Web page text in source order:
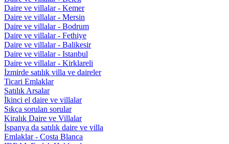
Daire ve villalar - Kemer
Daire ve villalar - Mersin
Daire ve villalar - Bodrum
Daire ve villalar - Fethiye
Daire ve villalar - Balikesir
Daire ve villalar - Istanbul
Daire ve villalar - Kirklareli
İzmirde satılık villa ve daireler
Ticari Emlaklar
Satılık Arsalar
İkinci el daire ve villalar
Sıkça sorulan sorular
Kiralık Daire ve Villalar
İspanya da satılık daire ve villa
Emlaklar - Costa Blanca